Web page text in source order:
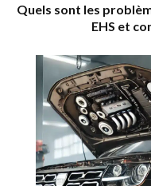
Quels sont les
EHS et